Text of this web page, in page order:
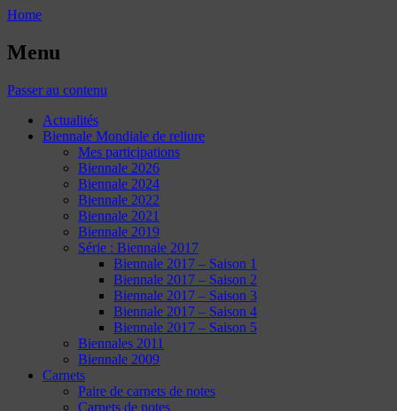
Home
Menu
Passer au contenu
Actualités
Biennale Mondiale de reliure
Mes participations
Biennale 2026
Biennale 2024
Biennale 2022
Biennale 2021
Biennale 2019
Série : Biennale 2017
Biennale 2017 – Saison 1
Biennale 2017 – Saison 2
Biennale 2017 – Saison 3
Biennale 2017 – Saison 4
Biennale 2017 – Saison 5
Biennales 2011
Biennale 2009
Carnets
Paire de carnets de notes
Carnets de notes